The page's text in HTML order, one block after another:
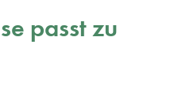
passt zu